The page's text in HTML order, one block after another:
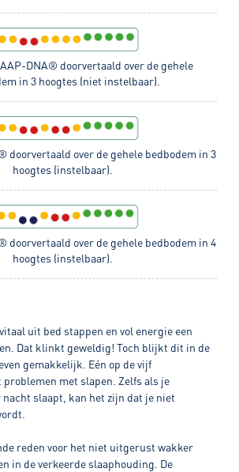
DNA® doorvertaald over de gehele
in 3 hoogtes (niet instelbaar).
doorvertaald over de gehele bedbodem in 3
hoogtes (instelbaar).
doorvertaald over de gehele bedbodem in 4
hoogtes (instelbaar).
uit bed stappen en vol energie een
Dat klinkt geweldig! Toch blijkt dit in de
gemakkelijk. Eén op de vijf
met slapen. Zelfs als je
nacht slaapt, kan het zijn dat je niet
reden voor het niet uitgerust wakker
in de verkeerde slaaphouding. De